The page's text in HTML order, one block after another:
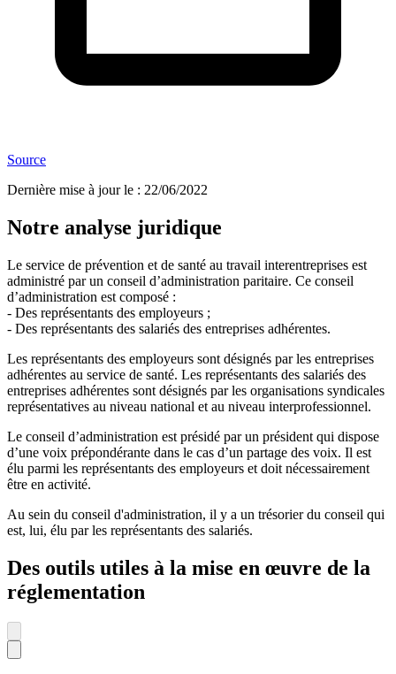
Source
Dernière mise à jour le : 22/06/2022
Notre analyse juridique
Le service de prévention et de santé au travail interentreprises est
administré par un conseil d’administration paritaire. Ce conseil
d’administration est composé :
- Des représentants des employeurs ;
- Des représentants des salariés des entreprises adhérentes.
Les représentants des employeurs sont désignés par les entreprises
adhérentes au service de santé. Les représentants des salariés des
entreprises adhérentes sont désignés par les organisations syndicales
représentatives au niveau national et au niveau interprofessionnel.
Le conseil d’administration est présidé par un président qui dispose
d’une voix prépondérante dans le cas d’un partage des voix. Il est
élu parmi les représentants des employeurs et doit nécessairement
être en activité.
Au sein du conseil d'administration, il y a un trésorier du conseil qui
est, lui, élu par les représentants des salariés.
Des outils utiles à la mise en œuvre de la
réglementation